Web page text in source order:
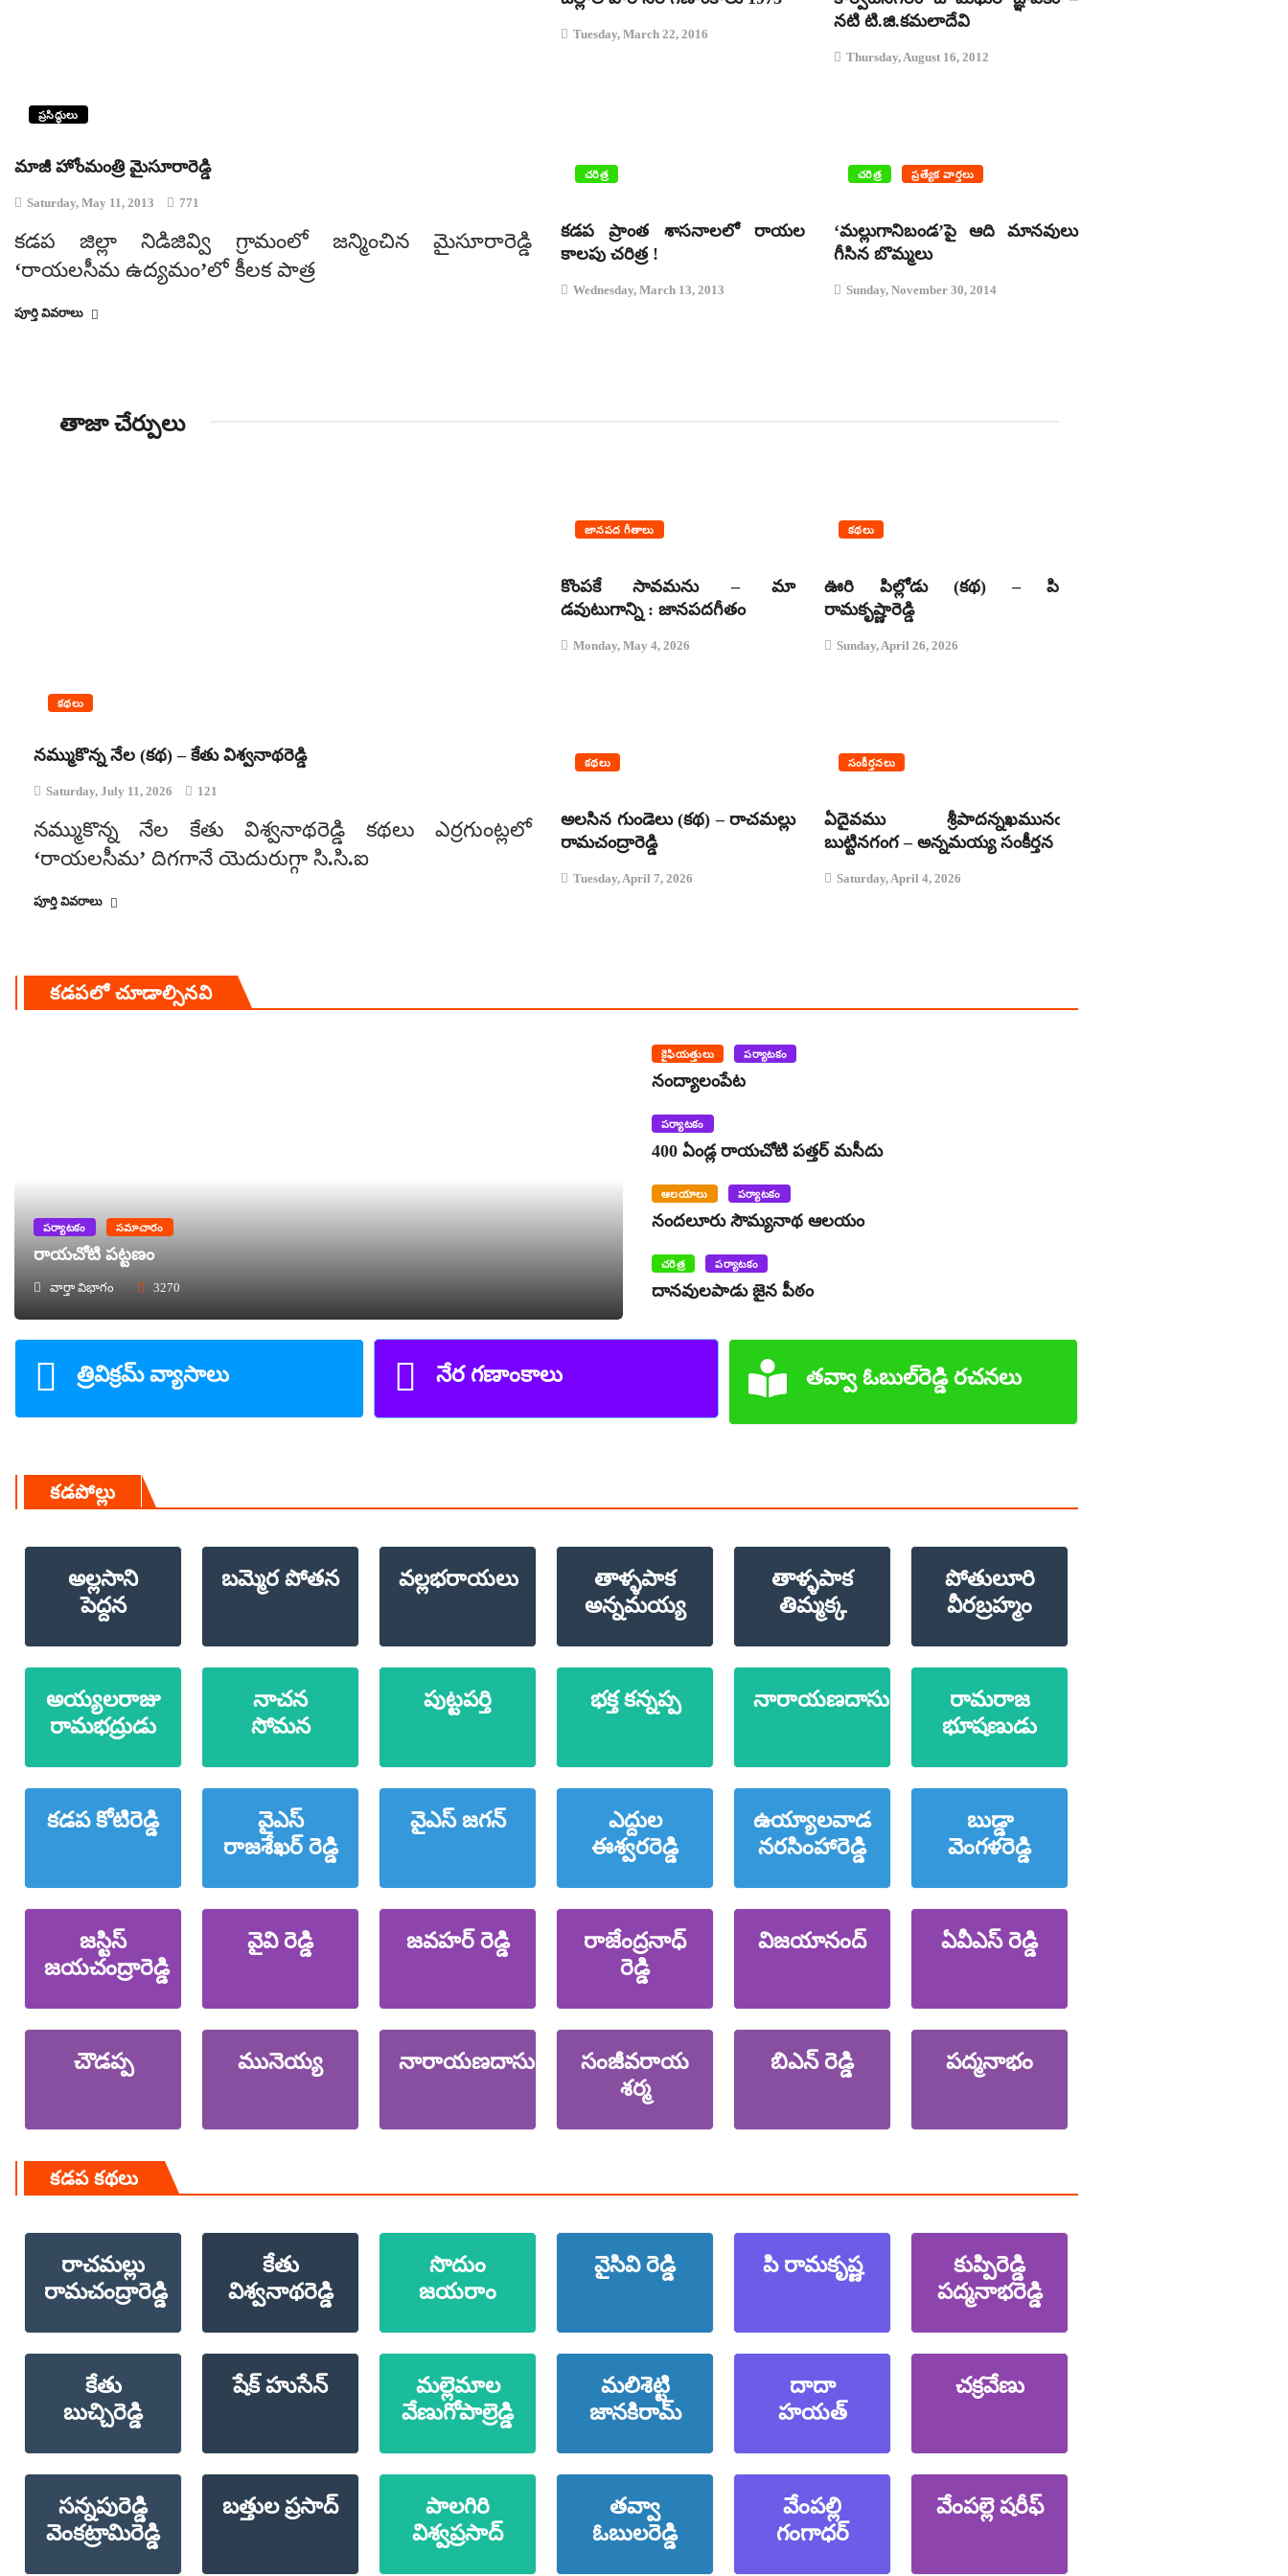
ప్రసిద్ధులు
మాజీ హోంమంత్రి మైసూరారెడ్డి
Saturday, May 11, 2013 771
కడప జిల్లా నిడిజివ్వి గ్రామంలో జన్మించిన మైసూరారెడ్డి
‘రాయలసీమ ఉద్యమం’లో కీలక పాత్ర
పూర్తి వివరాలు
Tuesday, March 22, 2016
నటి టి.జి.కమలాదేవి
Thursday, August 16, 2012
చరిత్ర
కడప ప్రాంత శాసనాలలో రాయల
కాలపు చరిత్ర !
Wednesday, March 13, 2013
చరిత్ర ప్రత్యేక వార్తలు
‘మల్లుగానిబండ’పై ఆది మానవులు
గీసిన బొమ్మలు
Sunday, November 30, 2014
తాజా చేర్పులు
కథలు
నమ్ముకొన్న నేల (కథ) – కేతు విశ్వనాథరెడ్డి
Saturday, July 11, 2026 121
నమ్ముకొన్న నేల కేతు విశ్వనాథరెడ్డి కథలు ఎర్రగుంట్లలో
‘రాయలసీమ’ దిగగానే యెదురుగ్గా సి.సి.ఐ
పూర్తి వివరాలు
జానపద గీతాలు
కొంపకే సావమను – మా
డవుటుగాన్ని : జానపదగీతం
Monday, May 4, 2026
కథలు
ఊరి పిల్లోడు (కథ) – పి
రామకృష్ణారెడ్డి
Sunday, April 26, 2026
కథలు
అలసిన గుండెలు (కథ) – రాచమల్లు
రామచంద్రారెడ్డి
Tuesday, April 7, 2026
సంకీర్తనలు
ఏదైవము శ్రీపాదన్నఖమునఁ
బుట్టినగంగ – అన్నమయ్య సంకీర్తన
Saturday, April 4, 2026
కడపలో చూడాల్సినవి
పర్యాటకం సమాచారం
రాయచోటి పట్టణం
వార్తా విభాగం 3270
కైఫియత్తులు పర్యాటకం
నంద్యాలంపేట
పర్యాటకం
400 ఏండ్ల రాయచోటి పత్తర్‌ మసీదు
ఆలయాలు పర్యాటకం
నందలూరు సౌమ్యనాథ ఆలయం
చరిత్ర పర్యాటకం
దానవులపాడు జైన పీఠం
త్రివిక్రమ్ వ్యాసాలు నేర గణాంకాలు తవ్వా ఓబుల్‌రెడ్డి రచనలు
కడపోల్లు
అల్లసాని
పెద్దన
బమ్మెర పోతన వల్లభరాయలు
తాళ్ళపాక
అన్నమయ్య
తాళ్ళపాక
తిమ్మక్క
పోతులూరి
వీరబ్రహ్మం
అయ్యలరాజు
రామభద్రుడు
నాచన
సోమన
పుట్టపర్తి భక్త కన్నప్ప నారాయణదాసు
రామరాజ
భూషణుడు
కడప కోటిరెడ్డి
వైఎస్
రాజశేఖర్ రెడ్డి
వైఎస్ జగన్
ఎద్దుల
ఈశ్వరరెడ్డి
ఉయ్యాలవాడ
నరసింహారెడ్డి
బుడ్డా
వెంగళరెడ్డి
జస్టిస్
జయచంద్రారెడ్డి
వైవి రెడ్డి జవహర్ రెడ్డి
రాజేంద్రనాధ్
రెడ్డి
విజయానంద్ ఏవీఎస్ రెడ్డి
చౌడప్ప మునెయ్య నారాయణదాసు
సంజీవరాయ
శర్మ
బిఎన్ రెడ్డి పద్మనాభం
కడప కథలు
రాచమల్లు
రామచంద్రారెడ్డి
కేతు
విశ్వనాథరెడ్డి
సొదుం
జయరాం
వైసివి రెడ్డి పి రామకృష్ణ
కుప్పిరెడ్డి
పద్మనాభరెడ్డి
కేతు
బుచ్చిరెడ్డి
షేక్ హుసేన్
మల్లెమాల
వేణుగోపాల్రెడ్డి
మలిశెట్టి
జానకిరామ్
దాదా
హయత్
చక్రవేణు
సన్నపురెడ్డి
వెంకట్రామిరెడ్డి
బత్తుల ప్రసాద్
పాలగిరి
విశ్వప్రసాద్
తవ్వా
ఓబులరెడ్డి
వేంపల్లి
గంగాధర్
వేంపల్లె షరీఫ్